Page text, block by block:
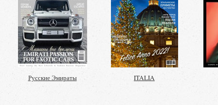
Русские Эмираты ITALIA